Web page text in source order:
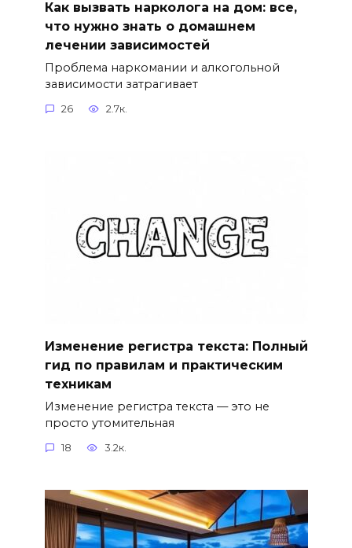
Как вызвать нарколога на дом: все,
что нужно знать о домашнем
лечении зависимостей
Проблема наркомании и алкогольной
зависимости затрагивает
26 2.7к.
Изменение регистра текста: Полный
гид по правилам и практическим
техникам
Изменение регистра текста — это не
просто утомительная
18 3.2к.